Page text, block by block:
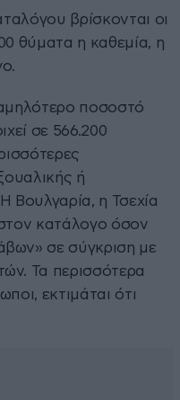
βρίσκονται οι
θύματα η καθεμία, η
ποσοστό
σε 566.200
ή
Βουλγαρία, η Τσεχία
κατάλογο όσον
σε σύγκριση με
Τα περισσότερα
εκτιμάται ότι